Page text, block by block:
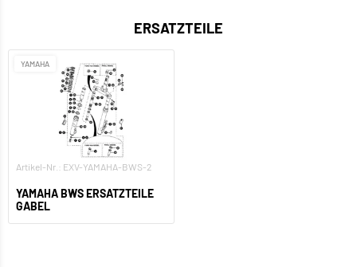
ERSATZTEILE
YAMAHA
Artikel-Nr.: EXV-YAMAHA-BWS-2
YAMAHA BWS ERSATZTEILE
GABEL